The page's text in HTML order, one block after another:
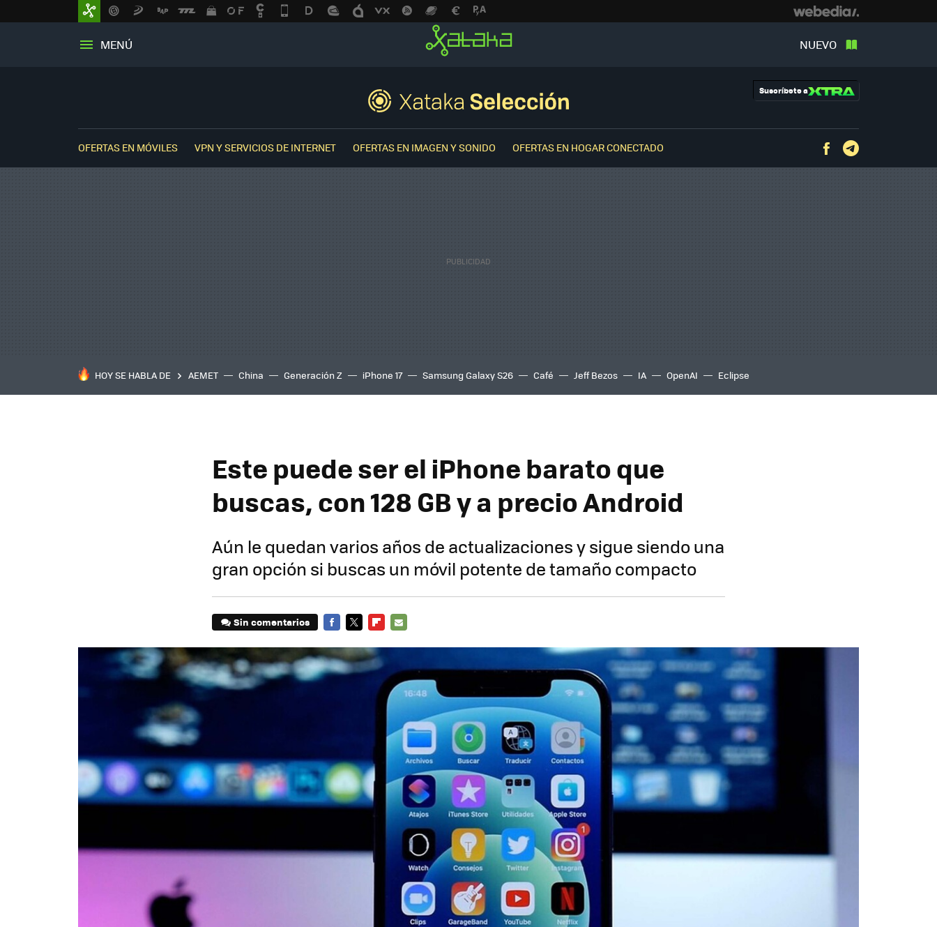
MENÚ NUEVO
Suscríbete a
OFERTAS EN MÓVILES VPN Y SERVICIOS DE INTERNET OFERTAS EN IMAGEN Y SONIDO OFERTAS EN HOGAR CONECTADO Facebook
HOY SE HABLA DE AEMET China Generación Z iPhone 17 Samsung Galaxy S26 Café Jeff Bezos IA OpenAI Eclipse
Este puede ser el iPhone barato que
buscas, con 128 GB y a precio Android
Aún le quedan varios años de actualizaciones y sigue siendo una
gran opción si buscas un móvil potente de tamaño compacto
Sin comentarios